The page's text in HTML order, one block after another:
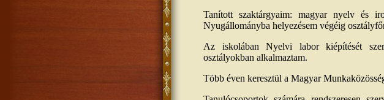
Tanított szaktárgyaim: magyar nyelv és
Nyugállományba helyezésem végéig
Az iskolában Nyelvi labor kiépítését
osztályokban alkalmaztam.
Több éven keresztül a Magyar